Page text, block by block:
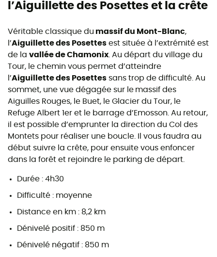
l’Aiguillette des Posettes et la crête
Véritable classique du massif du Mont-Blanc,
l’Aiguillette des Posettes est située à l’extrémité est
de la vallée de Chamonix. Au départ du village du
Tour, le chemin vous permet d’atteindre
l’Aiguillette des Posettes sans trop de difficulté. Au
sommet, une vue dégagée sur le massif des
Aiguilles Rouges, le Buet, le Glacier du Tour, le
Refuge Albert 1er et le barrage d’Emosson. Au retour,
il est possible d’emprunter la direction du Col des
Montets pour réaliser une boucle. Il vous faudra au
début suivre la crête, pour ensuite vous enfoncer
dans la forêt et rejoindre le parking de départ.
Durée : 4h30
Difficulté : moyenne
Distance en km : 8,2 km
Dénivelé positif : 850 m
Dénivelé négatif : 850 m